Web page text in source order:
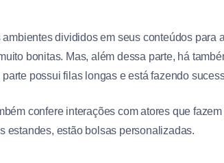
ambientes divididos em seus conteúdos para a
bonitas. Mas, além dessa parte, há
parte possui filas longas e está fazendo
confere interações com atores que
estandes, estão bolsas personalizadas.